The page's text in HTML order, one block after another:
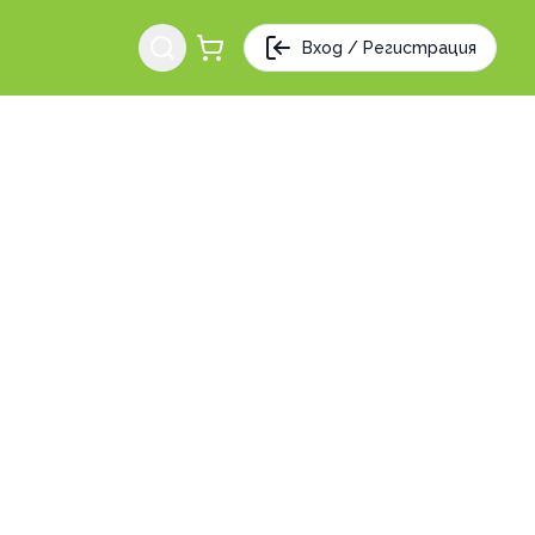
Вход / Регистрация